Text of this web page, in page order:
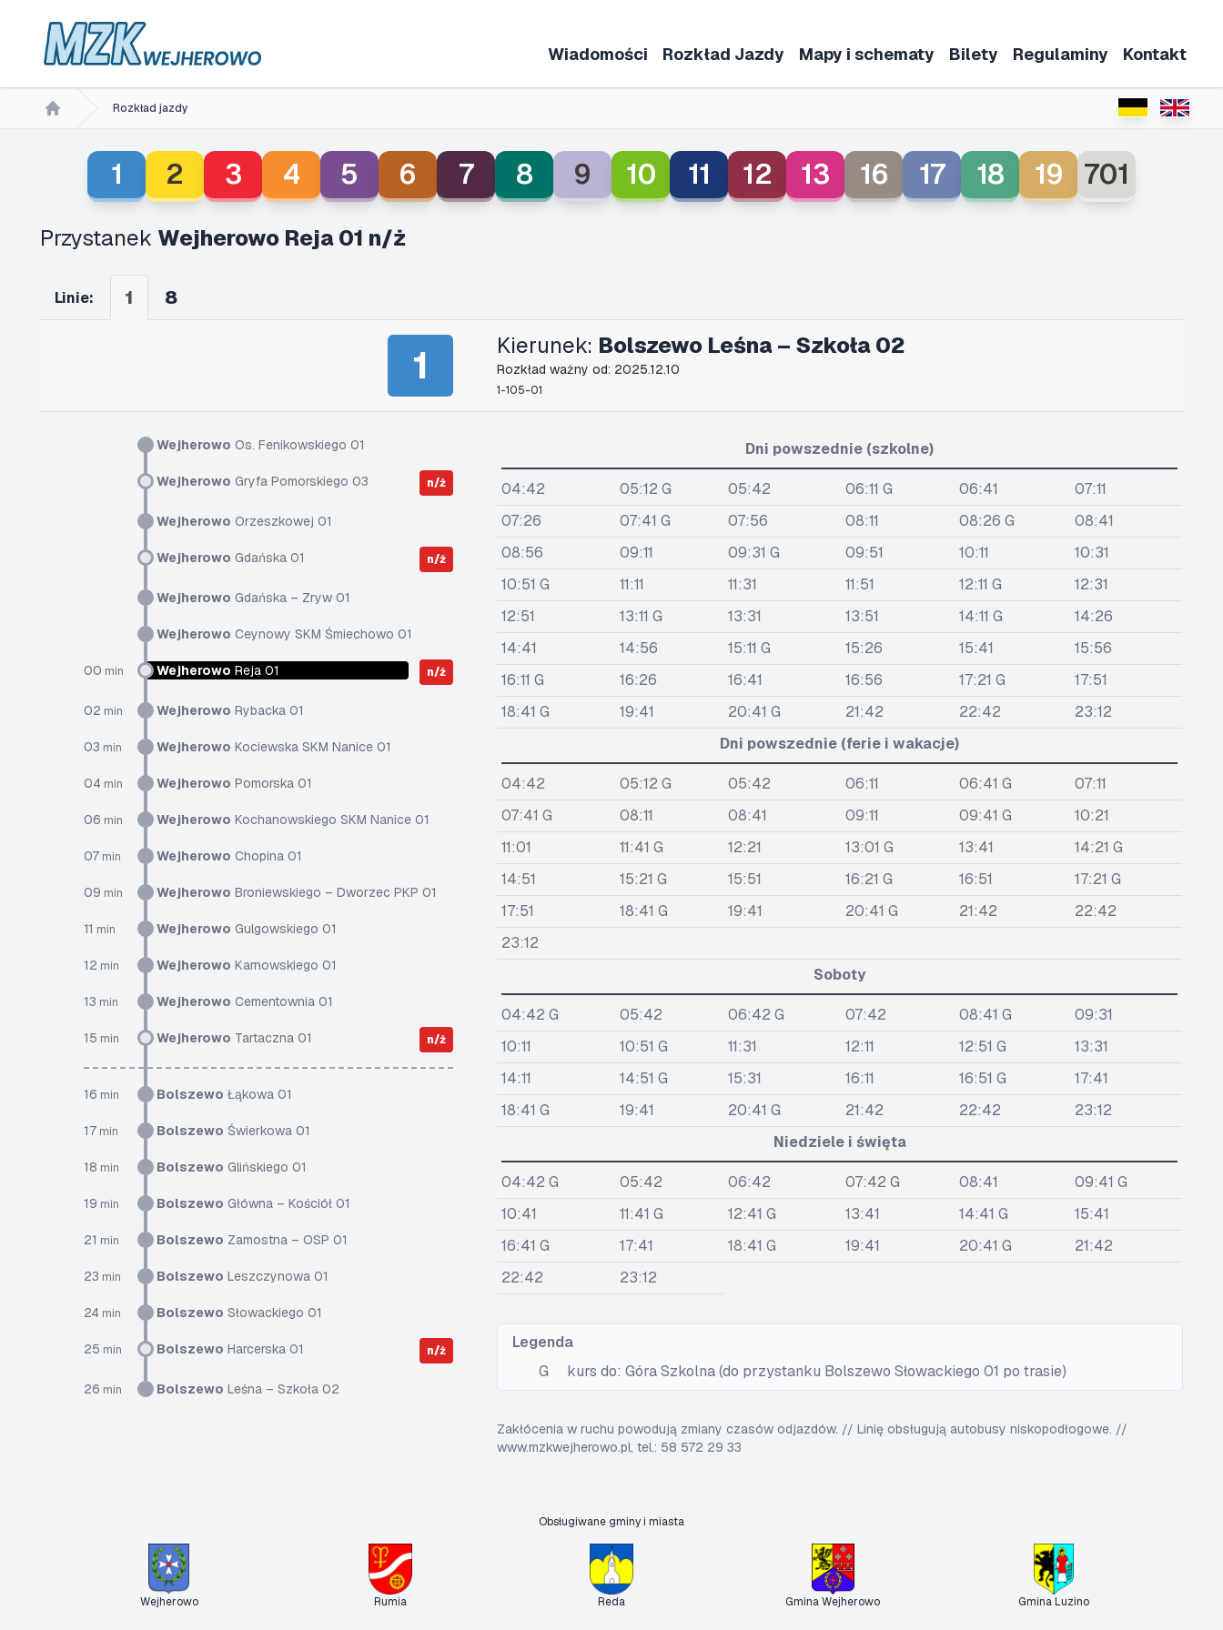
Wiadomości Rozkład Jazdy Mapy i schematy Bilety Regulaminy Kontakt
Rozkład jazdy
1 2 3 4 5 6 7 8 9 10 11 12 13 16 17 18 19 701
Przystanek Wejherowo Reja 01 n/ż
Linie: 1 8
1 Kierunek: Bolszewo Leśna – Szkoła 02
Rozkład ważny od: 2025.12.10
1-105-01
Wejherowo Os. Fenikowskiego 01
Wejherowo Gryfa Pomorskiego 03 n/ż
Wejherowo Orzeszkowej 01
Wejherowo Gdańska 01 n/ż
Wejherowo Gdańska – Zryw 01
Wejherowo Ceynowy SKM Śmiechowo 01
00 min Wejherowo Reja 01 n/ż
02 min Wejherowo Rybacka 01
03 min Wejherowo Kociewska SKM Nanice 01
04 min Wejherowo Pomorska 01
06 min Wejherowo Kochanowskiego SKM Nanice 01
07 min Wejherowo Chopina 01
09 min Wejherowo Broniewskiego – Dworzec PKP 01
11 min Wejherowo Gulgowskiego 01
12 min Wejherowo Karnowskiego 01
13 min Wejherowo Cementownia 01
15 min Wejherowo Tartaczna 01 n/ż
16 min Bolszewo Łąkowa 01
17 min Bolszewo Świerkowa 01
18 min Bolszewo Glińskiego 01
19 min Bolszewo Główna – Kościół 01
21 min Bolszewo Zamostna – OSP 01
23 min Bolszewo Leszczynowa 01
24 min Bolszewo Słowackiego 01
25 min Bolszewo Harcerska 01 n/ż
26 min Bolszewo Leśna – Szkoła 02
Dni powszednie (szkolne)
04:42 05:12 G 05:42 06:11 G 06:41
07:11
07:26
07:41 G 07:56 08:11 08:26 G
08:41
08:56
09:11 09:31 G 09:51 10:11
10:31
10:51 G
11:11 11:31 11:51 12:11 G
12:31
12:51
13:11 G 13:31 13:51 14:11 G
14:26
14:41
14:56 15:11 G 15:26 15:41
15:56
16:11 G
16:26 16:41 16:56 17:21 G
17:51
18:41 G
19:41 20:41 G 21:42 22:42
23:12
Dni powszednie (ferie i wakacje)
04:42 05:12 G 05:42 06:11 06:41 G
07:11
07:41 G
08:11 08:41 09:11 09:41 G
10:21
11:01
11:41 G 12:21 13:01 G 13:41
14:21 G
14:51
15:21 G 15:51 16:21 G 16:51
17:21 G
17:51
18:41 G 19:41 20:41 G 21:42
22:42
23:12
Soboty
04:42 G 05:42 06:42 G 07:42 08:41 G
09:31
10:11
10:51 G 11:31 12:11 12:51 G
13:31
14:11
14:51 G 15:31 16:11 16:51 G
17:41
18:41 G
19:41 20:41 G 21:42 22:42
23:12
Niedziele i święta
04:42 G 05:42 06:42 07:42 G 08:41
09:41 G
10:41
11:41 G 12:41 G 13:41 14:41 G
15:41
16:41 G
17:41 18:41 G 19:41 20:41 G
21:42
22:42
23:12
Legenda
G
kurs do: Góra Szkolna (do przystanku Bolszewo Słowackiego 01 po trasie)
Zakłócenia w ruchu powodują zmiany czasów odjazdów. // Linię obsługują autobusy niskopodłogowe. //
www.mzkwejherowo.pl, tel.: 58 572 29 33
Obsługiwane gminy i miasta
Wejherowo Rumia Reda Gmina Wejherowo Gmina Luzino